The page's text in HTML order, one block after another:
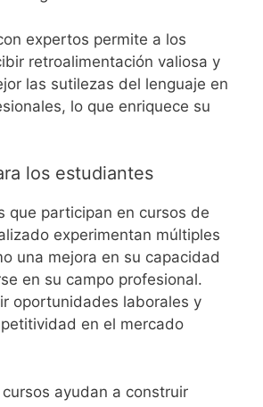
expertos permite a los
retroalimentación valiosa y
las sutilezas del lenguaje en
lo que enriquece su
los estudiantes
que participan en cursos de
experimentan múltiples
una mejora en su capacidad
en su campo profesional.
oportunidades laborales y
en el mercado
ayudan a construir